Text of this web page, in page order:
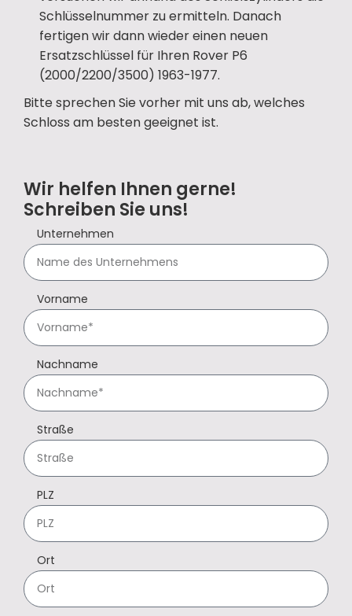
Schlüsselnummer zu ermitteln. Danach
fertigen wir dann wieder einen neuen
Ersatzschlüssel für Ihren Rover P6
(2000/2200/3500) 1963-1977.
Bitte sprechen Sie vorher mit uns ab, welches
Schloss am besten geeignet ist.
Wir helfen Ihnen gerne!
Schreiben Sie uns!
Unternehmen
Vorname
Nachname
Straße
PLZ
Ort